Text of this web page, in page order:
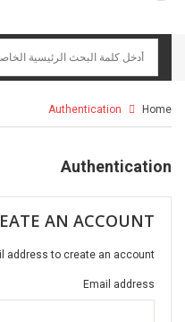
Home
Authentication
Authentication
AN ACCOUNT
address to create an account.
Email address